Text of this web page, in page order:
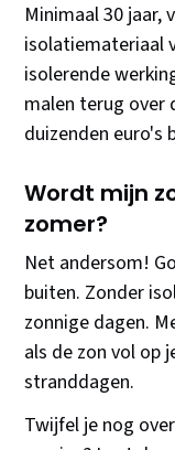
Minimaal 30 jaar,
isolatiemateriaal
isolerende
malen terug over
duizenden euro's
Wordt mijn
zomer?
Net andersom!
buiten. Zonder
zonnige dagen.
als de zon vol op
stranddagen.
Twijfel je nog